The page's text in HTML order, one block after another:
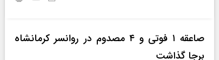
صاعقه ۱ فوتی و ۴ مصدوم در روانسر کرمانشاه
برجا گذاشت